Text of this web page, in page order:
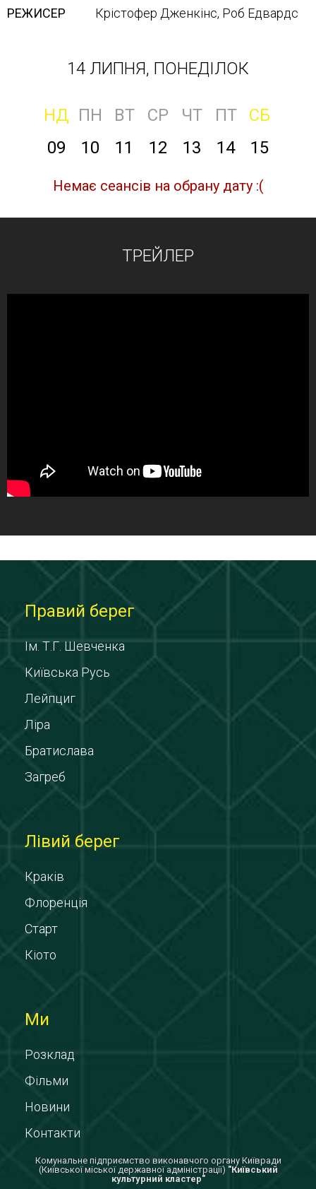
РЕЖИСЕР Крістофер Дженкінс, Роб Едвардс
14 ЛИПНЯ, ПОНЕДІЛОК
НД ПН ВТ СР ЧТ ПТ
СБ
09
10 11 12 13 14 15
Немає сеансів на обрану дату :(
ТРЕЙЛЕР
Правий берег
Ім. Т.Г. Шевченка
Київська Русь
Лейпциг
Ліра
Братислава
Загреб
Лівий берег
Краків
Флоренція
Старт
Кіото
Ми
Розклад
Фільми
Новини
Контакти
Комунальне підприємство виконавчого органу Київради
(Київської міської державної адміністрації) "Київський
культурний кластер"